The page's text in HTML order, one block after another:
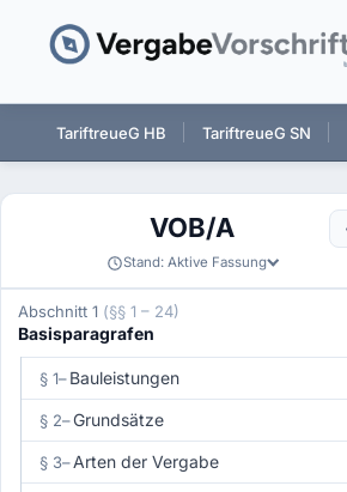
TariftreueG HB TariftreueG SN
VOB/A
Stand: Aktive Fassung
Abschnitt 1 (§§ 1 – 24)
Basisparagrafen
§ 1–Bauleistungen
§ 2–Grundsätze
§ 3–Arten der Vergabe